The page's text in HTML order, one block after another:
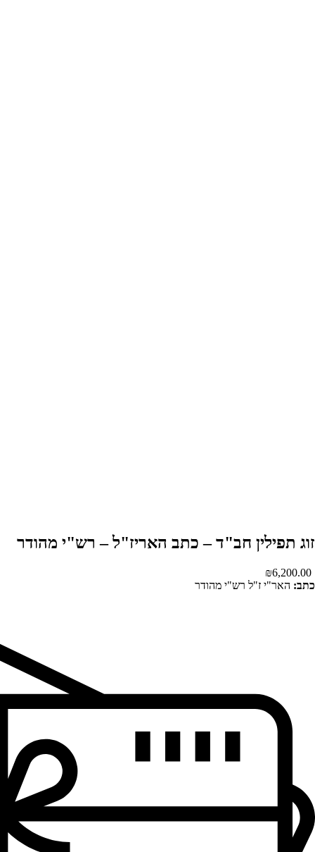
זוג תפילין חב"ד – כתב האריז"ל – רש"י מהודר
₪6,200.00
כתב: האר"י ז"ל רש"י מהודר